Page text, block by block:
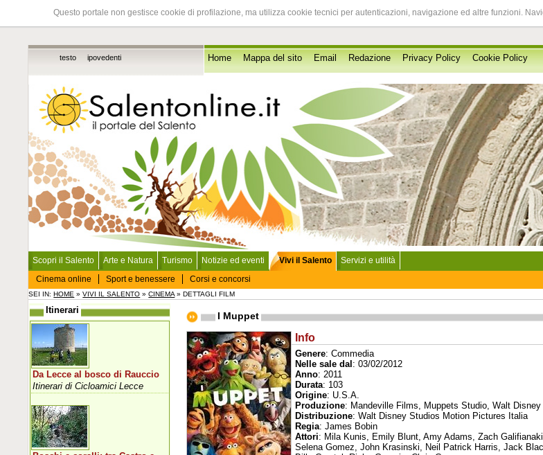
Questo portale non gestisce cookie di profilazione, ma utilizza cookie tecnici per autenticazioni, navigazione ed altre funzioni.
testo ipovedenti Home Mappa del sito Email Redazione Privacy Policy Cookie Policy
Scopri il Salento Arte e Natura Turismo Notizie ed eventi
Vivi il Salento
Cinema online
Sport e benessere Corsi e concorsi
Servizi e utilità
SEI IN:HOME »VIVI IL SALENTO »CINEMA » DETTAGLI FILM
I Muppet
Info
Genere: Commedia
Nelle sale dal: 03/02/2012
Anno: 2011
Durata: 103
Origine: U.S.A.
Produzione: Mandeville Films, Muppets Studio, Walt
Distribuzione: Walt Disney Studios Motion Pictures Italia
Regia: James Bobin
Attori: Mila Kunis, Emily Blunt, Amy Adams, Zach
Selena Gomez, John Krasinski, Neil Patrick Harris, Jack
Itinerari
Da Lecce al bosco di Rauccio
Itinerari di Cicloamici Lecce